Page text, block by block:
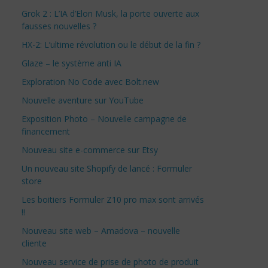
Grok 2 : L’IA d’Elon Musk, la porte ouverte aux
fausses nouvelles ?
HX-2: L’ultime révolution ou le début de la fin ?
Glaze – le système anti IA
Exploration No Code avec Bolt.new
Nouvelle aventure sur YouTube
Exposition Photo – Nouvelle campagne de
financement
Nouveau site e-commerce sur Etsy
Un nouveau site Shopify de lancé : Formuler
store
Les boitiers Formuler Z10 pro max sont arrivés
!!
Nouveau site web – Amadova – nouvelle
cliente
Nouveau service de prise de photo de produit